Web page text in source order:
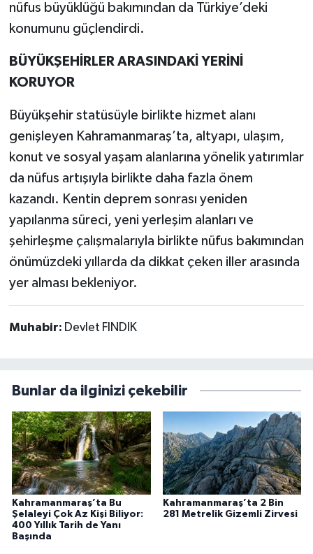
nüfus büyüklüğü bakımından da Türkiye’deki
konumunu güçlendirdi.
BÜYÜKŞEHİRLER ARASINDAKİ YERİNİ
KORUYOR
Büyükşehir statüsüyle birlikte hizmet alanı
genişleyen Kahramanmaraş’ta, altyapı, ulaşım,
konut ve sosyal yaşam alanlarına yönelik yatırımlar
da nüfus artışıyla birlikte daha fazla önem
kazandı. Kentin deprem sonrası yeniden
yapılanma süreci, yeni yerleşim alanları ve
şehirleşme çalışmalarıyla birlikte nüfus bakımından
önümüzdeki yıllarda da dikkat çeken iller arasında
yer alması bekleniyor.
Muhabir: Devlet FINDIK
Bunlar da ilginizi çekebilir
Kahramanmaraş’ta Bu
Şelaleyi Çok Az Kişi Biliyor:
400 Yıllık Tarih de Yanı
Başında
Kahramanmaraş’ta 2 Bin
281 Metrelik Gizemli Zirvesi